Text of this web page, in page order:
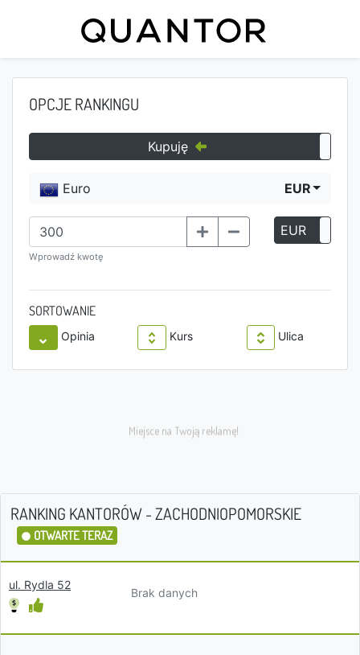
OPCJE RANKINGU
Kupuję
Euro EUR
Wprowadź kwotę
EUR
SORTOWANIE
Opinia Kurs Ulica
RANKING KANTORÓW - ZACHODNIOPOMORSKIE
OTWARTE TERAZ
ul. Rydla 52
Brak danych